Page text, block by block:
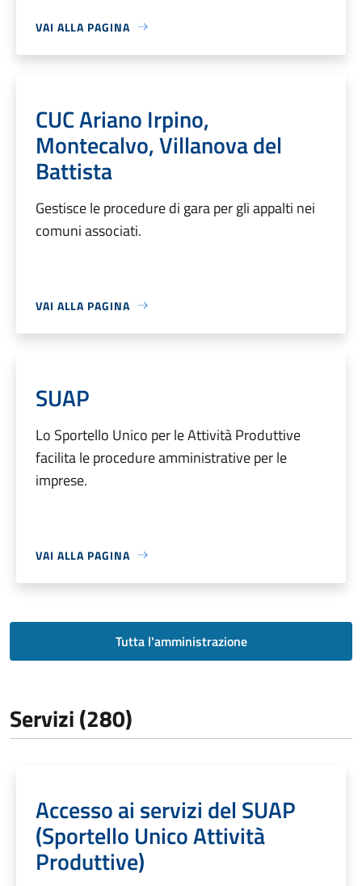
VAI ALLA PAGINA
CUC Ariano Irpino,
Montecalvo, Villanova del
Battista
Gestisce le procedure di gara per gli appalti nei
comuni associati.
VAI ALLA PAGINA
SUAP
Lo Sportello Unico per le Attività Produttive
facilita le procedure amministrative per le
imprese.
VAI ALLA PAGINA
Tutta l'amministrazione
Servizi (280)
Accesso ai servizi del SUAP
(Sportello Unico Attività
Produttive)